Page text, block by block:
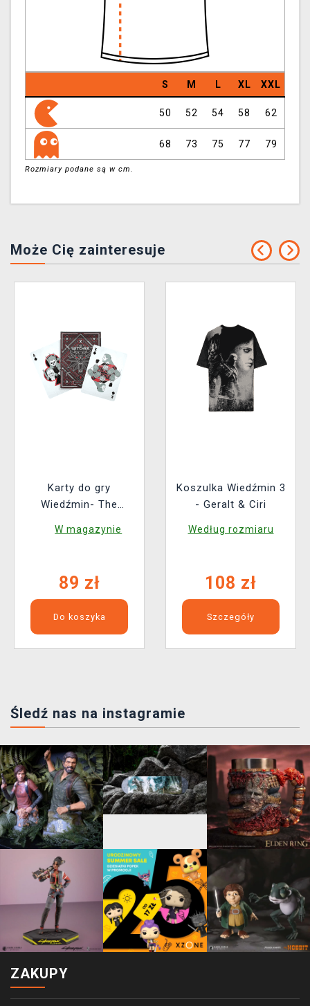
S M L XL XXL
50 52 54 58 62
68 73 75 77 79
Rozmiary podane są w cm.
Może Cię zainteresuje
Karty do gry
Wiedźmin- The
W magazynie
89 zł
Do koszyka
Koszulka Wiedźmin 3
- Geralt & Ciri
Według rozmiaru
108 zł
Szczegóły
Śledź nas na instagramie
ZAKUPY